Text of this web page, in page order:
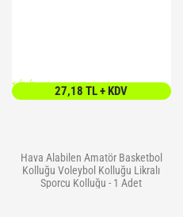
</> />
27,18 TL + KDV
Hava Alabilen Amatör Basketbol
Kolluğu Voleybol Kolluğu Likralı
Sporcu Kolluğu - 1 Adet